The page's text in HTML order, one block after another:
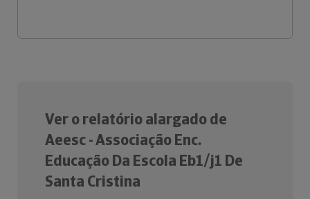
Ver o relatório alargado de
Aeesc - Associação Enc.
Educação Da Escola Eb1/j1 De
Santa Cristina